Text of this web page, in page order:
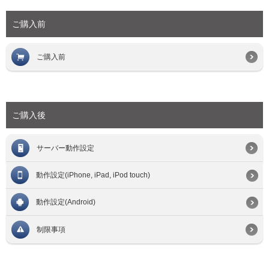
ご購入前
ご購入前
ご購入後
サーバー動作設定
動作設定(iPhone, iPad, iPod touch)
動作設定(Android)
制限事項